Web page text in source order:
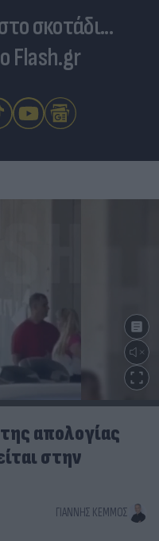
σκοτάδι...
Flash.gr
απολογίας
στην
ΓΙΆΝΝΗΣ ΚΈΜΜΟΣ